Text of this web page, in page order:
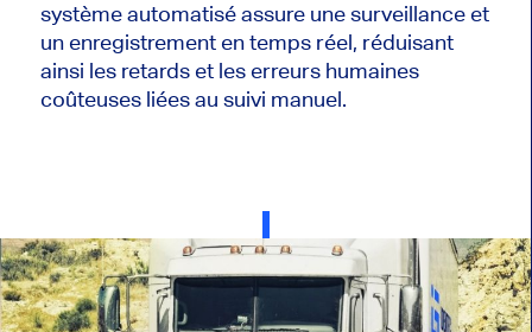
système automatisé assure une surveillance et
un enregistrement en temps réel, réduisant
ainsi les retards et les erreurs humaines
coûteuses liées au suivi manuel.